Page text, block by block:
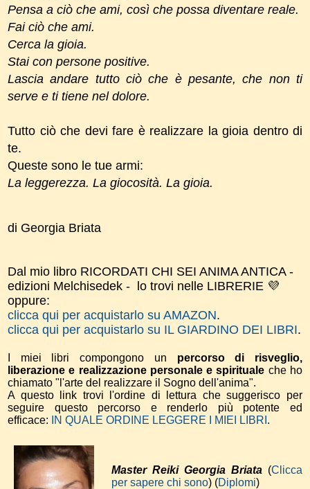
Pensa a ciò che ami, così che possa diventare reale.
Fai ciò che ami.
Cerca la gioia.
Stai con persone positive.
Lascia andare tutto ciò che è pesante, che non ti
serve e ti tiene nel dolore.
Tutto ciò che devi fare è realizzare la gioia dentro di
te.
Queste sono le tue armi:
La leggerezza. La giocosità. La gioia.
di Georgia Briata
Dal mio libro RICORDATI CHI SEI ANIMA ANTICA -
edizioni Melchisedek - lo trovi nelle LIBRERIE 💜
oppure:
clicca qui per acquistarlo su AMAZON.
clicca qui per acquistarlo su IL GIARDINO DEI LIBRI.
I miei libri compongono un percorso di risveglio,
liberazione e realizzazione personale e spirituale che ho
chiamato "l'arte del realizzare il Sogno dell'anima".
A questo link trovi l'ordine di lettura che suggerisco per
seguire questo percorso e renderlo più potente ed
efficace:
IN QUALE ORDINE LEGGERE I MIEI LIBRI .
Master Reiki Georgia Briata(Clicca
per sapere chi sono) (Diplomi)